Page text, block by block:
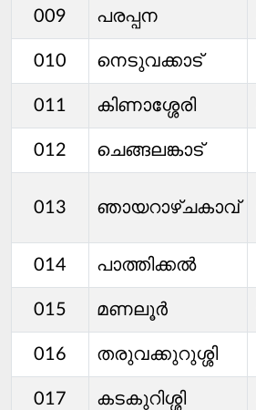
009 പരപ്പന
010 നെടുവക്കാട്
011 കിണാശ്ശേരി
012 ചെങ്ങലങ്കാട്
013 ഞായറാഴ്ചകാവ്
014 പാത്തിക്കൽ
015 മണലൂർ
016 തരുവക്കുറുശ്ശി
017 കടകുറിശ്ശി